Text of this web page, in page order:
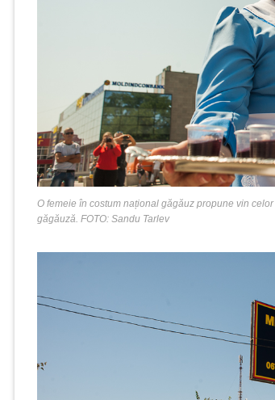
O femeie în costum național găgăuz propune vin
găgăuză. FOTO: Sandu Tarlev